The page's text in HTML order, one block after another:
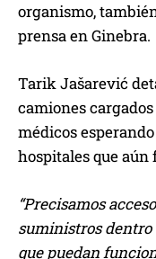
organismo,
prensa en Ginebra.
Tarik Jašarević
camiones
médicos
hospitales que aún
“Precisamos
suministros dentro
que puedan